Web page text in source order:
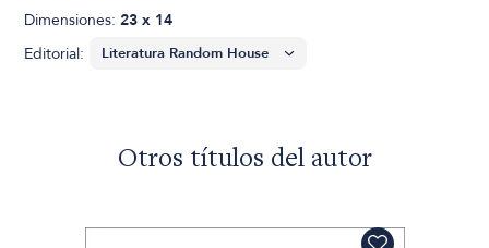
Dimensiones:23 x 14
Editorial:
Otros títulos del autor